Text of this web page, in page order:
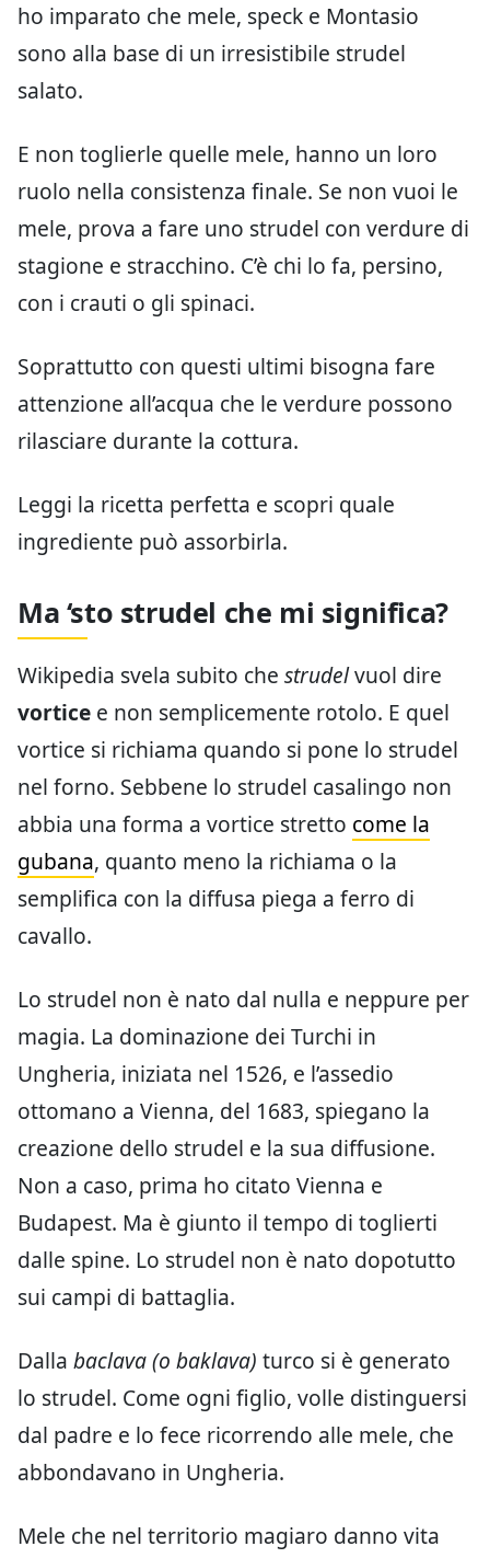
ho imparato che mele, speck e Montasio
sono alla base di un irresistibile strudel
salato.
E non toglierle quelle mele, hanno un loro
ruolo nella consistenza finale. Se non vuoi le
mele, prova a fare uno strudel con verdure di
stagione e stracchino. C’è chi lo fa, persino,
con i crauti o gli spinaci.
Soprattutto con questi ultimi bisogna fare
attenzione all’acqua che le verdure possono
rilasciare durante la cottura.
Leggi la ricetta perfetta e scopri quale
ingrediente può assorbirla.
Ma ‘sto strudel che mi significa?
Wikipedia svela subito che strudelvuol dire
vortice e non semplicemente rotolo. E quel
vortice si richiama quando si pone lo strudel
nel forno. Sebbene lo strudel casalingo non
abbia una forma a vortice stretto come la
gubana, quanto meno la richiama o la
semplifica con la diffusa piega a ferro di
cavallo.
Lo strudel non è nato dal nulla e neppure per
magia. La dominazione dei Turchi in
Ungheria, iniziata nel 1526, e l’assedio
ottomano a Vienna, del 1683, spiegano la
creazione dello strudel e la sua diffusione.
Non a caso, prima ho citato Vienna e
Budapest. Ma è giunto il tempo di toglierti
dalle spine. Lo strudel non è nato dopotutto
sui campi di battaglia.
Dalla baclava (o baklava) turco si è generato
lo strudel. Come ogni figlio, volle distinguersi
dal padre e lo fece ricorrendo alle mele, che
abbondavano in Ungheria.
Mele che nel territorio magiaro danno vita